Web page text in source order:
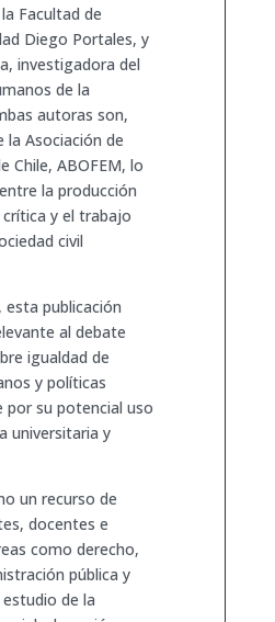
Facultad de
Diego Portales, y
investigadora del
de la
autoras son,
Asociación de
Chile, ABOFEM, lo
la producción
y el trabajo
civil
esta publicación
al debate
igualdad de
y políticas
por su potencial uso
universitaria y
un recurso de
docentes e
como derecho,
pública y
de la